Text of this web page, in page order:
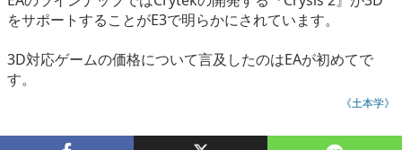
をサポートすることがE3で明らかにされています。
3D対応ゲームの価格について言及したのはEAが初めてで
す。
《土本学》